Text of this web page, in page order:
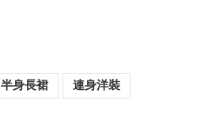
半身長裙 連身洋裝